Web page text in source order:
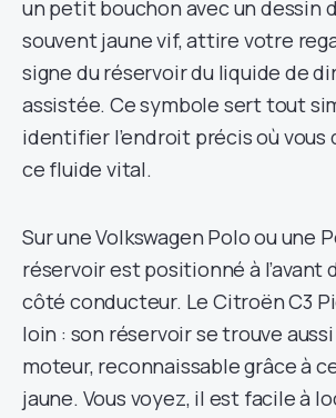
un petit bouchon avec un dessin
souvent jaune vif, attire votre
signe du réservoir du liquide de
assistée. Ce symbole sert tout
identifier l’endroit précis où vous
ce fluide vital.
Sur une Volkswagen Polo ou une
réservoir est positionné à l’avant
côté conducteur. Le Citroën C3
loin : son réservoir se trouve
moteur, reconnaissable grâce à
jaune. Vous voyez, il est facile à